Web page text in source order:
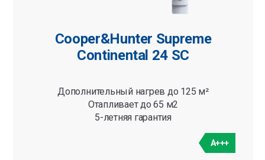
Cooper&Hunter Supreme
Continental 24 SC
Дополнительный нагрев до 125 м²
Отапливает до 65 м2
5-летняя гарантия
A+++